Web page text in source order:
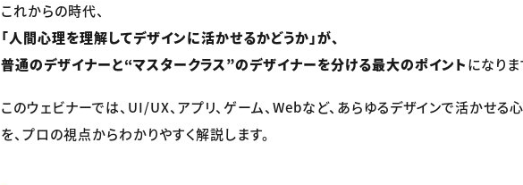
これからの時代、
「人間心理を理解してデザインに活かせるかどうか」が、
普通のデザイナーと“マスタークラス”のデザイナーを分ける最大のポイントになりま
このウェビナーでは、UI/UX、アプリ、ゲーム、Webなど、あらゆるデザインで活かせ
を、プロの視点からわかりやすく解説します。